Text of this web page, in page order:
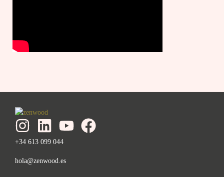
+34 613 099 044
hola@zenwood.es